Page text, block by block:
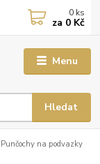
Menu
Hledat
0 ks
za 0 Kč
Punčochy na podvazky